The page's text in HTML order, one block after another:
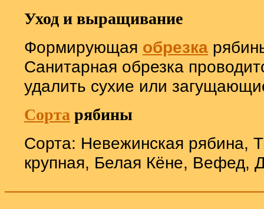
Уход и выращивание
Формирующая обрезка
Санитарная обрезка
удалить сухие или
Сорта рябины
Сорта: Невежинская рябина,
крупная, Белая Кёне, Вефед,